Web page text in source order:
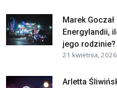
Marek
Energylandii,
jego rodzinie?
21 kwietnia, 2026
Arletta